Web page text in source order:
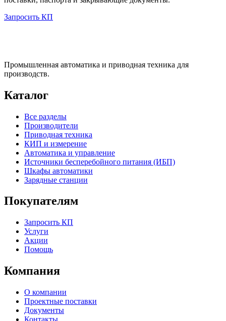
Запросить КП
Промышленная автоматика и приводная техника для
производств.
Каталог
Все разделы
Производители
Приводная техника
КИП и измерение
Автоматика и управление
Источники бесперебойного питания (ИБП)
Шкафы автоматики
Зарядные станции
Покупателям
Запросить КП
Услуги
Акции
Помощь
Компания
О компании
Проектные поставки
Документы